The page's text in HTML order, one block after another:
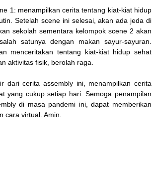
1: menampilkan cerita tentang kiat-kiat hidup
Setelah scene ini selesai, akan ada jeda di
sekolah sementara kelompok scene 2 akan
satunya dengan makan sayur-sayuran.
menceritakan tentang kiat-kiat hidup sehat
aktivitas fisik, berolah raga.
dari cerita assembly ini, menampilkan cerita
yang cukup setiap hari. Semoga penampilan
di masa pandemi ini, dapat memberikan
cara virtual. Amin.